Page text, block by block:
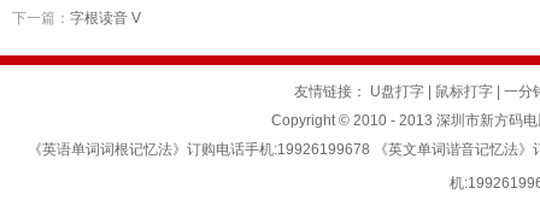
下一篇： 字根读音 V
友情链接： U盘打字 鼠标打字
一分
Copyright © 2010 - 2013 深圳市新方码
《英语单词词根记忆法》订购电话手机:19926199678 《英文单词谐音记忆法
机